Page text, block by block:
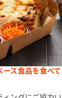
ース食品を食べ